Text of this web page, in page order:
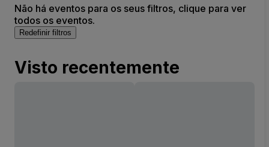
Não há eventos para os seus filtros, clique para ver
todos os eventos.
Redefinir filtros
Visto recentemente